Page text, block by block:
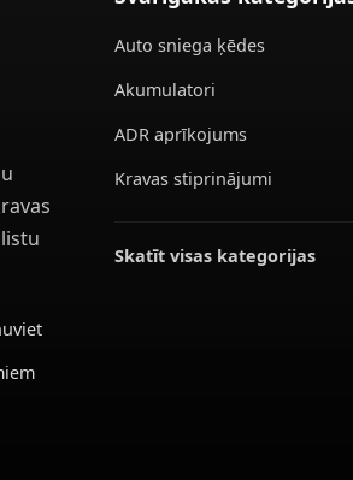
Auto sniega ķēdes
Akumulatori
ADR aprīkojums
Kravas stiprinājumi
Skatīt visas kategorijas